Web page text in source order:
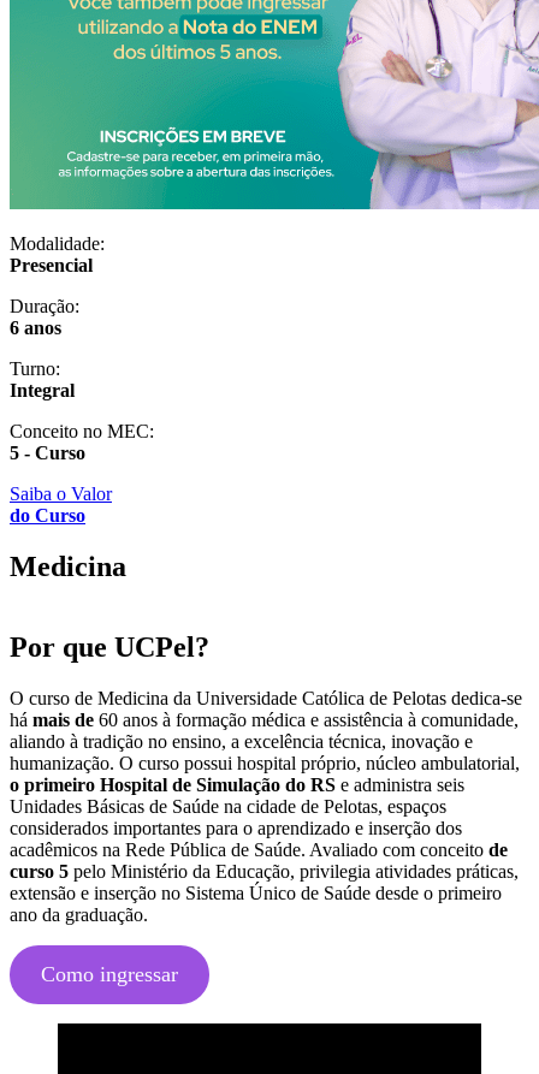
Modalidade:
Presencial
Duração:
6 anos
Turno:
Integral
Conceito no MEC:
5 - Curso
Saiba o Valor
do Curso
Medicina
Por que UCPel?
O curso de Medicina da Universidade Católica de Pelotas dedica-se
há mais de 60 anos à formação médica e assistência à comunidade,
aliando à tradição no ensino, a excelência técnica, inovação e
humanização. O curso possui hospital próprio, núcleo ambulatorial,
o primeiro Hospital de Simulação do RS e administra seis
Unidades Básicas de Saúde na cidade de Pelotas, espaços
considerados importantes para o aprendizado e inserção dos
acadêmicos na Rede Pública de Saúde. Avaliado com conceito de
curso 5 pelo Ministério da Educação, privilegia atividades práticas,
extensão e inserção no Sistema Único de Saúde desde o primeiro
ano da graduação.
Como ingressar